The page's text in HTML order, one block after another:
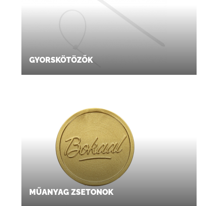
GYORSKÖTÖZŐK
MŰANYAG ZSETONOK